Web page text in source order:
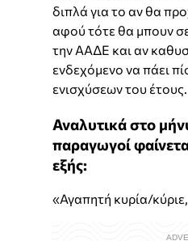
διπλά για το αν θα
αφού τότε θα μπουν
την ΑΑΔΕ και αν
ενδεχόμενο να πάει
ενισχύσεων του έτους.
Αναλυτικά στο
παραγωγοί
εξής:
«Αγαπητή κυρία/κύριε,